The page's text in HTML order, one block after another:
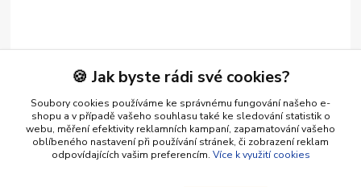
Autodoplňky na míru pro ochranu a design auta - inspirace
Protisluneční clona do auta (deštník): Rychlá ochrana
interiéru
Už žádný rozpálený volant a přístrojová deska! Protisluneční clona
ve tvaru deštníku se otevře během vteřin. Skladná, efektivní a
🍪 Jak byste rádi své cookies?
Soubory cookies používáme ke správnému fungování našeho e-
shopu a v případě vašeho souhlasu také ke sledování statistik o
webu, měření efektivity reklamních kampaní, zapamatování vašeho
oblíbeného nastavení při používání stránek, či zobrazení reklam
odpovídajících vašim preferencím. Více k využití cookies